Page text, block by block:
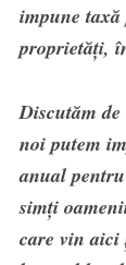
impune taxă
proprietăți,
Discutăm
noi putem
anual
simți
care vin aici